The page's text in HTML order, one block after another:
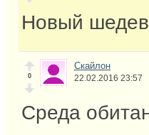
Новый
0
Скайлон
22.02.2016 23:57
Среда